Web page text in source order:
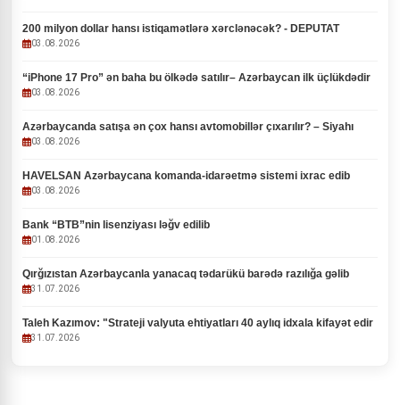
200 milyon dollar hansı istiqamətlərə xərclənəcək? - DEPUTAT
03.08.2026
“iPhone 17 Pro” ən baha bu ölkədə satılır– Azərbaycan ilk üçlükdədir
03.08.2026
Azərbaycanda satışa ən çox hansı avtomobillər çıxarılır? – Siyahı
03.08.2026
HAVELSAN Azərbaycana komanda-idarəetmə sistemi ixrac edib
03.08.2026
Bank “BTB”nin lisenziyası ləğv edilib
01.08.2026
Qırğızıstan Azərbaycanla yanacaq tədarükü barədə razılığa gəlib
31.07.2026
Taleh Kazımov: "Strateji valyuta ehtiyatları 40 aylıq idxala kifayət edir
31.07.2026